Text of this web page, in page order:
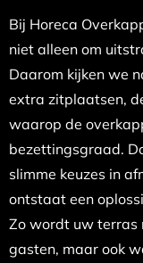
Bij Horeca
niet alleen om
Daarom kijken we
extra zitplaatsen,
waarop de
bezettingsgraad.
slimme keuzes in
ontstaat een
Zo wordt uw terras
gasten, maar ook